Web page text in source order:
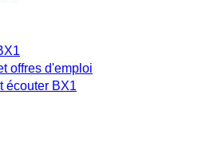
offres d'emploi
écouter BX1